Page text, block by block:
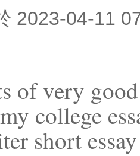
2023-04-11
of very
college
short essay